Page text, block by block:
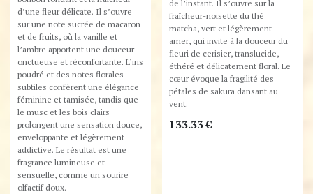
d’une fleur délicate. Il s’ouvre
sur une note sucrée de macaron
et de fruits, où la vanille et
l’ambre apportent une douceur
onctueuse et réconfortante. L’iris
poudré et des notes florales
subtiles confèrent une élégance
féminine et tamisée, tandis que
le musc et les bois clairs
prolongent une sensation douce,
enveloppante et légèrement
addictive. Le résultat est une
fragrance lumineuse et
sensuelle, comme un sourire
olfactif doux.
de l’instant. Il s’ouvre sur la
fraîcheur-noisette du thé
matcha, vert et légèrement
amer, qui invite à la douceur du
fleuri de cerisier, translucide,
éthéré et délicatement floral. Le
cœur évoque la fragilité des
pétales de sakura dansant au
vent.
133.33€